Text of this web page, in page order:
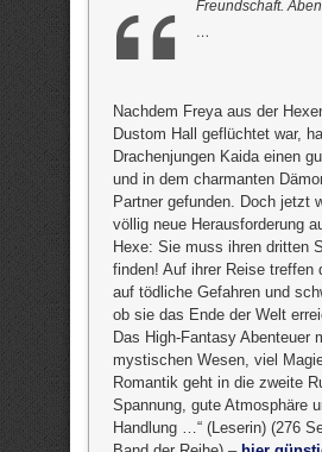
Freundschaft.
…
Nachdem Freya aus der
Dustom Hall geflüchtet war,
Drachenjungen Kaida einen
und in dem charmanten
Partner gefunden. Doch jetzt
völlig neue Herausforderung
Hexe: Sie muss ihren dritten
finden! Auf ihrer Reise treffen
auf tödliche Gefahren und
ob sie das Ende der Welt
Das High-Fantasy Abenteuer
mystischen Wesen, viel
Romantik geht in die zweite
Spannung, gute Atmosphäre
Handlung …“ (Leserin) (276